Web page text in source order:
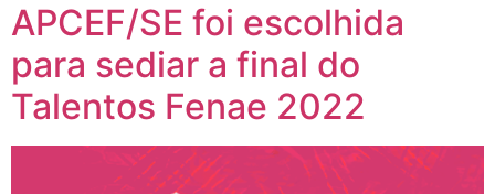
APCEF/SE foi escolhida
para sediar a final do
Talentos Fenae 2022